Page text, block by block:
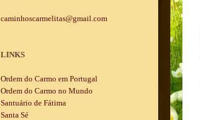
caminhoscarmelitas@gmail.com
LINKS
Ordem do Carmo em Portugal
Ordem do Carmo no Mundo
Santuário de Fátima
Santa Sé